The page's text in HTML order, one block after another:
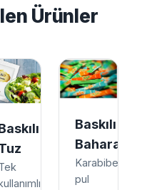
Ürünler
Baskılı
Baharat
Karabiber,
pul